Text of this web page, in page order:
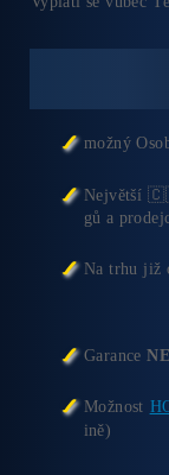
Vyplatí se
možný
Na trhu